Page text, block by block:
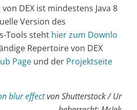
DEX ist mindestens Java 8
Version des
Tools steht hier zum Downlo
Repertoire von DEX
Page und der Projektseite
blur effectvon Shutterstock / Ur